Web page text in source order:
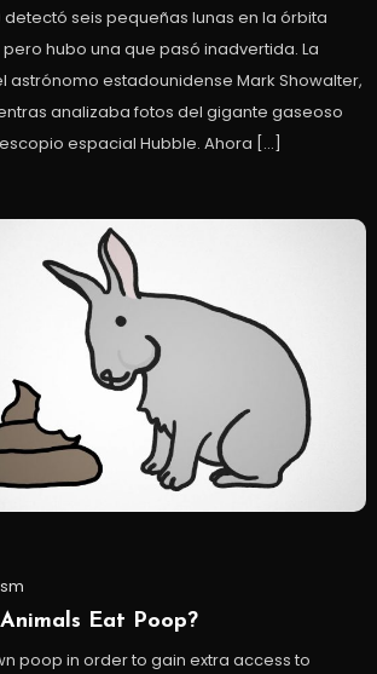
detectó seis pequeñas lunas en la órbita
hubo una que pasó inadvertida. La
astrónomo estadounidense Mark Showalter,
analizaba fotos del gigante gaseoso
espacial Hubble. Ahora […]
Eat Poop?
poop in order to gain extra access to